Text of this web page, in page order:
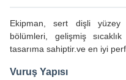
Ekipman, sert dişli yüzey
bölümleri, gelişmiş
tasarıma sahiptir.ve en iyi
Vuruş Yapısı